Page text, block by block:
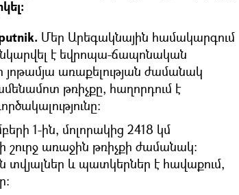
Մեր Արեգակնային համակարգում
է եվրոպա-ճապոնական
առաքելության ժամանակ
թռիչքը, հաղորդում է
1-ին, մոլորակից 2418 կմ
շուրջ առաջին թռիչքի ժամանակ։
տվյալներ և պատկերներ է հավաքում,